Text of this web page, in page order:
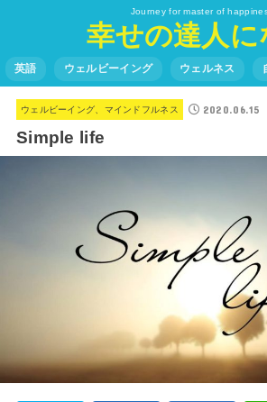
Journey for master of
幸せの達人に
英語 ウェルビーイング ウェルネス
ウェルビーイング、マインドフルネス 2020.06.15
Simple life